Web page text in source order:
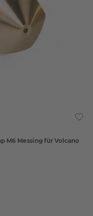
M6 Messing für Volcano